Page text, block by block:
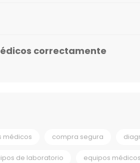
correctamente
médicos compra segura
de laboratorio equipos médicos